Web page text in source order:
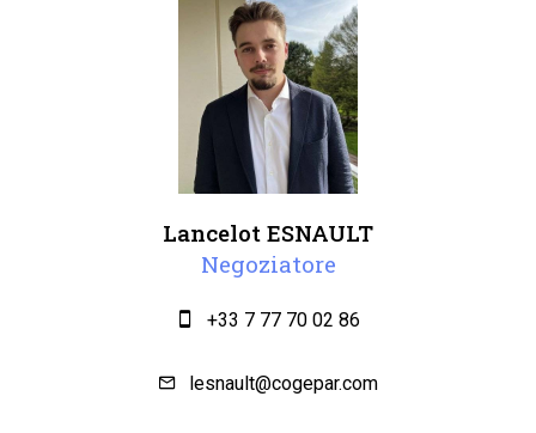
Lancelot ESNAULT
Negoziatore
+33 7 77 70 02 86
lesnault@cogepar.com